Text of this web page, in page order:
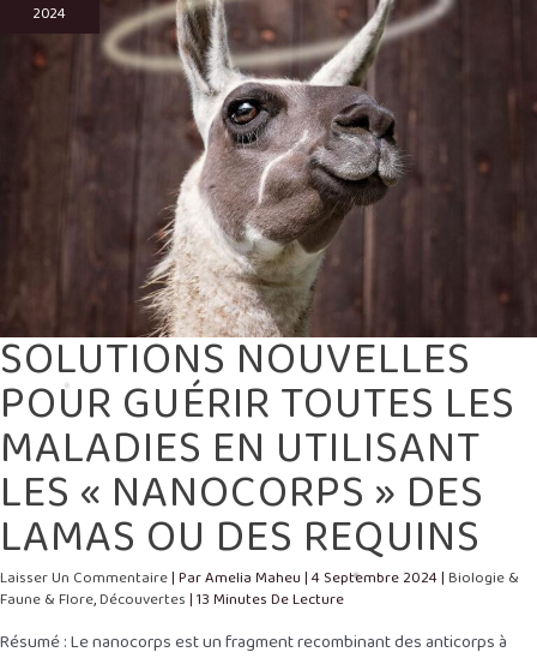
2024
SOLUTIONS NOUVELLES
POUR GUÉRIR TOUTES LES
MALADIES EN UTILISANT
LES « NANOCORPS » DES
LAMAS OU DES REQUINS
Laisser Un Commentaire| ParAmelia Maheu|4 Septembre 2024| Biologie &
Faune & Flore,Découvertes|13 Minutes De Lecture
Résumé : Le nanocorps est un fragment recombinant des anticorps à
LES
MALADIES
UTILISANT
LES
« NANOCORPS »